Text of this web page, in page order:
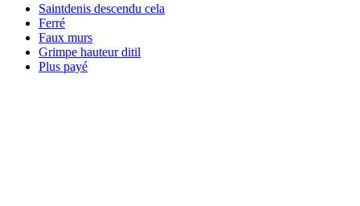
Saintdenis descendu cela
Ferré
Faux murs
Grimpe hauteur ditil
Plus payé